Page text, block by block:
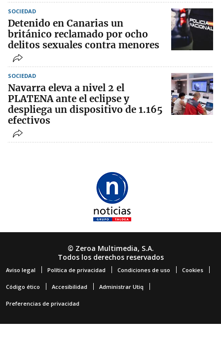
SOCIEDAD
Detenido en Canarias un
británico reclamado por ocho
delitos sexuales contra menores
SOCIEDAD
Navarra eleva a nivel 2 el
PLATENA ante el eclipse y
despliega un dispositivo de 1.165
efectivos
© Zeroa Multimedia, S.A.
Todos los derechos reservados
Aviso legal Política de privacidad Condiciones de uso Cookies
Código ético Accesibilidad Administrar Utiq
Preferencias de privacidad